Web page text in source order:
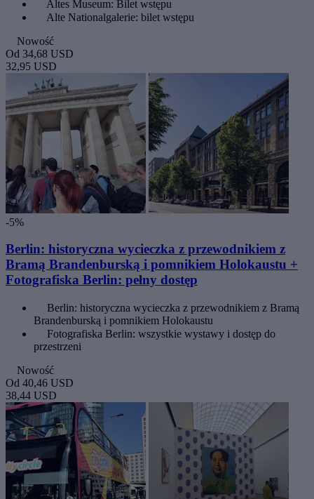
Altes Museum: Bilet wstępu
Alte Nationalgalerie: bilet wstępu
Nowość
Od 34,68 USD
32,95 USD
-5%
Berlin: historyczna wycieczka z przewodnikiem z
Bramą Brandenburską i pomnikiem Holokaustu +
Fotografiska Berlin: pełny dostęp
Berlin: historyczna wycieczka z przewodnikiem z Bramą
Brandenburską i pomnikiem Holokaustu
Fotografiska Berlin: wszystkie wystawy i dostęp do
przestrzeni
Nowość
Od 40,46 USD
38,44 USD